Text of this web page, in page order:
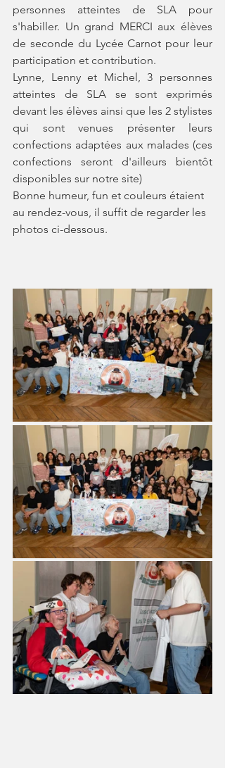
personnes atteintes de SLA pour
s'habiller. Un grand MERCI aux élèves
de seconde du Lycée Carnot pour leur
participation et contribution.
Lynne, Lenny et Michel, 3 personnes
atteintes de SLA se sont exprimés
devant les élèves ainsi que les 2 stylistes
qui sont venues présenter leurs
confections adaptées aux malades (ces
confections seront d'ailleurs bientôt
disponibles sur notre site)
Bonne humeur, fun et couleurs étaient
au rendez-vous, il suffit de regarder les
photos ci-dessous.